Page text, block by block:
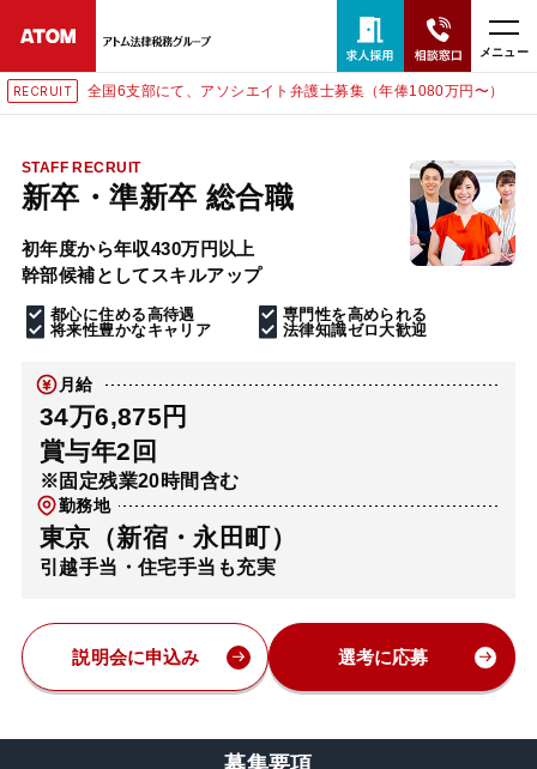
メニュー
RECRUIT 全国6支部にて、アソシエイト弁護士募集（年俸1080万円〜）
STAFF RECRUIT
新卒・準新卒 総合職
初年度から年収430万円以上
幹部候補としてスキルアップ
都心に住める高待遇
専門性を高められる
将来性豊かなキャリア
法律知識ゼロ大歓迎
月給
34万6,875円
賞与年2回
※固定残業20時間含む
勤務地
東京（新宿・永田町）
引越手当・住宅手当も充実
説明会に申込み 選考に応募
募集要項
24時間365日全国対応
無料相談窓口はこちら
電話・LINE・メールで相談予約受付中
ホーム
解決実績
アクセス
弁護士・税理士